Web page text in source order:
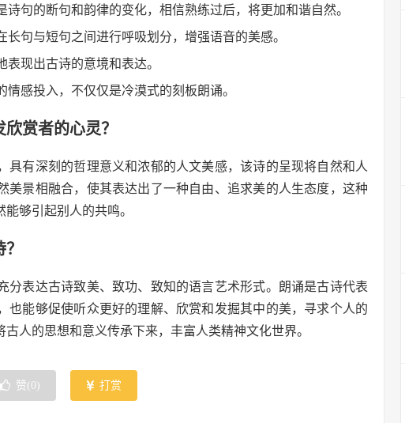
句的断句和韵律的变化，相信熟练过后，将更加和谐自然。
句与短句之间进行呼吸划分，增强语音的美感。
现出古诗的意境和表达。
感投入，不仅仅是冷漠式的刻板朗诵。
赏者的心灵？
具有深刻的哲理意义和浓郁的人文美感，该诗的呈现将自然和人
美景相融合，使其表达出了一种自由、追求美的人生态度，这种
够引起别人的共鸣。
分表达古诗致美、致功、致知的语言艺术形式。朗诵是古诗代表
也能够促使听众更好的理解、欣赏和发掘其中的美，寻求个人的
人的思想和意义传承下来，丰富人类精神文化世界。
赞( 0 ) 打赏